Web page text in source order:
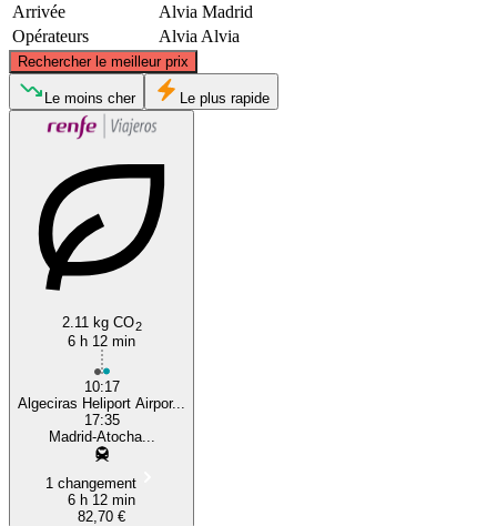
Arrivée
Alvia Madrid
Opérateurs
Alvia Alvia
Rechercher le meilleur prix
Le moins cher Le plus rapide
2.11 kg CO2
6 h 12 min
10:17
Algeciras Heliport Airpor...
17:35
Madrid-Atocha...
1 changement
6 h 12 min
82,70 €